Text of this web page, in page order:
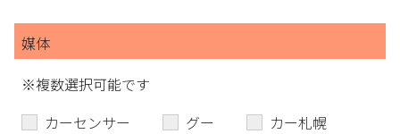
媒体
※複数選択可能です
カーセンサー
グー
カー札幌